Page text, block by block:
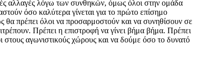
αλλαγές λόγω των συνθηκών, όμως όλοι στην ομάδα
όσο καλύτερα γίνεται για το πρώτο επίσημο
θα πρέπει όλοι να προσαρμοστούν και να συνηθίσουν σε
Πρέπει η επιστροφή να γίνει βήμα βήμα. Πρέπει
αγωνιστικούς χώρους και να δούμε όσο το δυνατό